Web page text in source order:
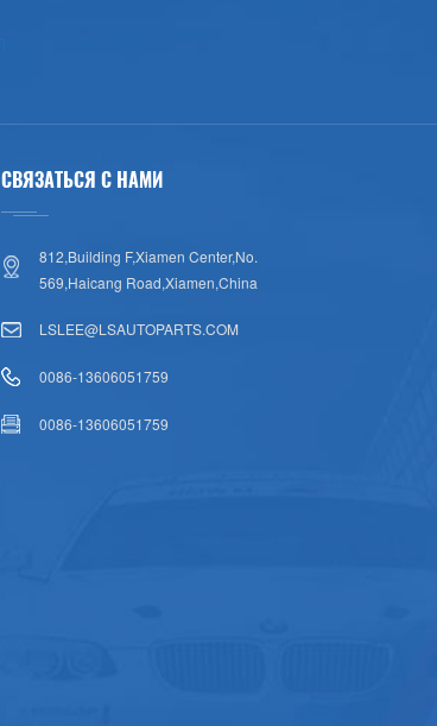
СВЯЗАТЬСЯ С НАМИ
812,Building F,Xiamen Center,No.
569,Haicang Road,Xiamen,China
LSLEE@LSAUTOPARTS.COM
0086-13606051759
0086-13606051759